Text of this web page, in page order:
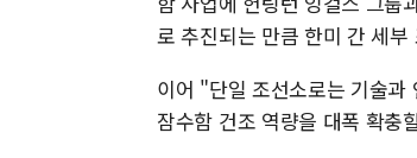
로 추진되는 만큼 한미 간 세
이어 "단일 조선소로는 기술과
잠수함 건조 역량을 대폭 확충